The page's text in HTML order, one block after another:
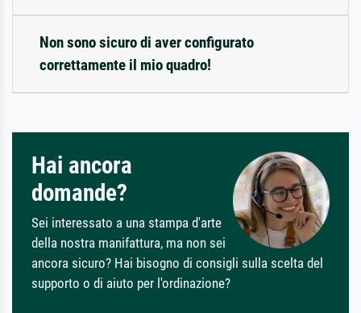
Non sono sicuro di aver configurato
correttamente il mio quadro!
Hai ancora
domande?
Sei interessato a una stampa d'arte
della nostra manifattura, ma non sei
ancora sicuro? Hai bisogno di consigli sulla scelta del
supporto o di aiuto per l'ordinazione?